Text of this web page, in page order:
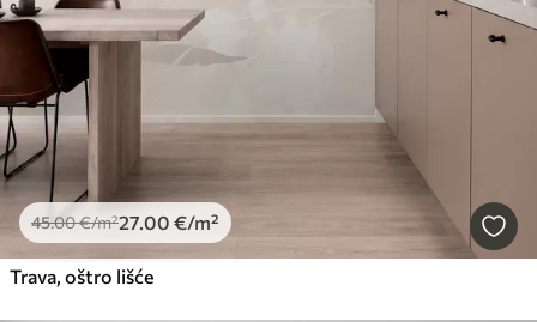
45.00€/m²27.00 €/m²
Trava, oštro lišće